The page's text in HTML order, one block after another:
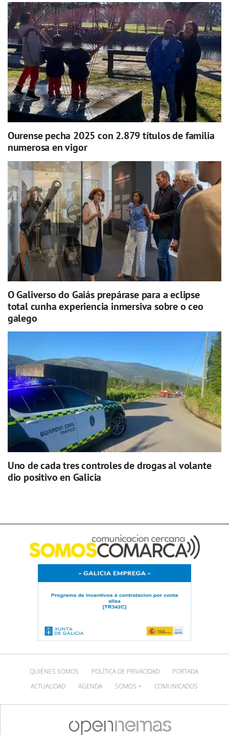
Ourense pecha 2025 con 2.879 títulos de familia
numerosa en vigor
O Galiverso do Gaiás prepárase para a eclipse
total cunha experiencia inmersiva sobre o ceo
galego
Uno de cada tres controles de drogas al volante
dio positivo en Galicia
QUIÉNES SOMOS POLÍTICA DE PRIVACIDAD
PORTADA
ACTUALIDAD
AGENDA SOMOS + COMUNICADOS